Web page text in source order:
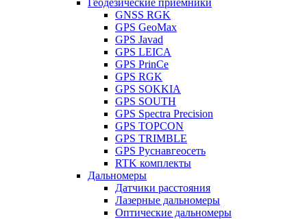
Геодезические приемники
GNSS RGK
GPS GeoMax
GPS Javad
GPS LEICA
GPS PrinCe
GPS RGK
GPS SOKKIA
GPS SOUTH
GPS Spectra Precision
GPS TOPCON
GPS TRIMBLE
GPS Руснавгеосеть
RTK комплекты
Дальномеры
Датчики расстояния
Лазерные дальномеры
Оптические дальномеры